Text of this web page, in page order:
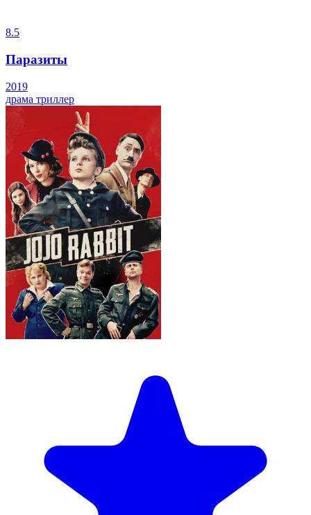
8.5
Паразиты
2019
драма триллер